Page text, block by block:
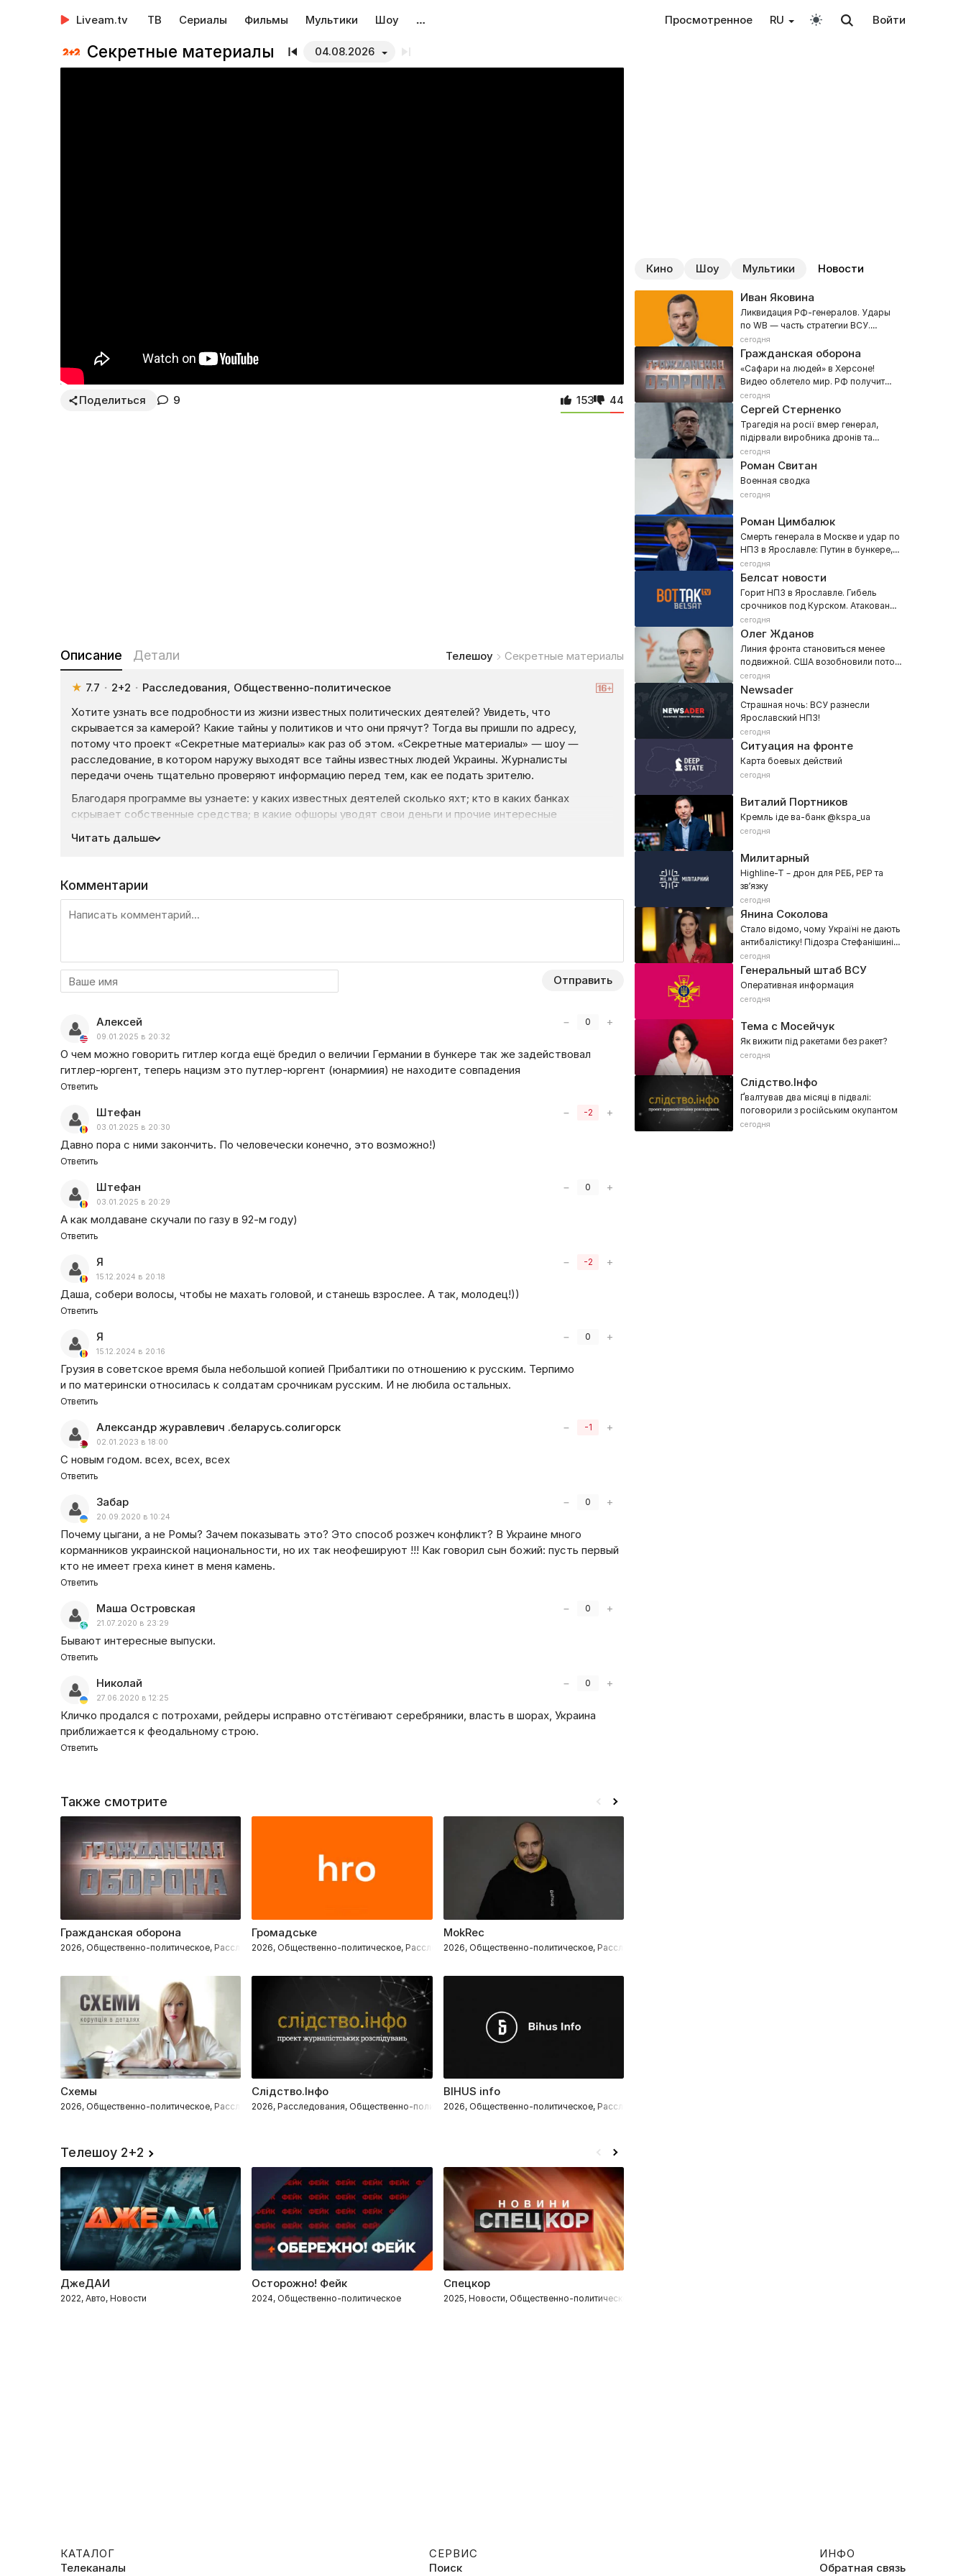
Liveam.tv ТВ Сериалы Фильмы Мультики Шоу … Просмотренное RU Войти
Секретные материалы 04.08.2026
Поделиться 9 153 44
Описание Детали Телешоу Секретные материалы
★ 7.7 · 2+2 · Расследования, Общественно-политическое
Хотите узнать все подробности из жизни известных политических деятелей? Увидеть, что
скрывается за камерой? Какие тайны у политиков и что они прячут? Тогда вы пришли по адресу,
потому что проект «Секретные материалы» как раз об этом. «Секретные материалы» — шоу —
расследование, в котором наружу выходят все тайны известных людей Украины. Журналисты
передачи очень тщательно проверяют информацию перед тем, как ее подать зрителю.
Благодаря программе вы узнаете: у каких известных деятелей сколько яхт; кто в каких банках
скрывает собственные средства; в какие офшоры уводят свои деньги и прочие интересные
профессионализмом. Помимо этого, они не боятся оказаться под давлением из-за сюжетов, которые
Бандитские связи, информационные войны, незаконное обогащение и наемные провокаторы — обо
всем этом и не только в проекте 2+2 «Секретные материалы», где лучшие журналисты страны и
Читать дальше
Комментарии
Отправить
− 0 +
Алексей
09.01.2025 в 20:32
О чем можно говорить гитлер когда ещё бредил о величии Германии в бункере так же задействовал
гитлер-юргент, теперь нацизм это путлер-юргент (юнармиия) не находите совпадения
Ответить
− -2 +
Штефан
03.01.2025 в 20:30
Давно пора с ними закончить. По человечески конечно, это возможно!)
Ответить
− 0 +
Штефан
03.01.2025 в 20:29
А как молдаване скучали по газу в 92-м году)
Ответить
− -2 +
Я
15.12.2024 в 20:18
Даша, собери волосы, чтобы не махать головой, и станешь взрослее. А так, молодец!))
Ответить
− 0 +
Я
15.12.2024 в 20:16
Грузия в советское время была небольшой копией Прибалтики по отношению к русским. Терпимо
и по матерински относилась к солдатам срочникам русским. И не любила остальных.
Ответить
− -1 +
Александр журавлевич .беларусь.солигорск
02.01.2023 в 18:00
С новым годом. всех, всех, всех
Ответить
− 0 +
Забар
20.09.2020 в 10:24
Почему цыгани, а не Ромы? Зачем показывать это? Это способ розжеч конфликт? В Украине много
корманников украинской национальности, но их так неофешируют !!! Как говорил сын божий: пусть первый
кто не имеет греха кинет в меня камень.
Ответить
− 0 +
Маша Островская
21.07.2020 в 23:29
Бывают интересные выпуски.
Ответить
− 0 +
Николай
27.06.2020 в 12:25
Кличко продался с потрохами, рейдеры исправно отстёгивают серебряники, власть в шорах, Украина
приближается к феодальному строю.
Ответить
Кино Шоу Мультики Новости
Иван Яковина
Ликвидация РФ-генералов. Удары
по WB — часть стратегии ВСУ.
Перспективы украинской баллистики
сегодня
Гражданская оборона
«Сафари на людей» в Херсоне!
Видео облетело мир. РФ получит
жесткий ответ, в Кремле задрожали
сегодня
Сергей Стерненко
Трагедія на росії вмер генерал,
підірвали виробника дронів та
підпалаили Ярославський НПЗ
сегодня
Роман Свитан
Военная сводка
сегодня
Роман Цимбалюк
Смерть генерала в Москве и удар по
НПЗ в Ярославле: Путин в бункере,
Скабеева в эфире!
сегодня
Белсат новости
Горит НПЗ в Ярославле. Гибель
срочников под Курском. Атакован
корабль с зерном
сегодня
Олег Жданов
Линия фронта становиться менее
подвижной. США возобновили поток
разведанных
сегодня
Newsader
Страшная ночь: ВСУ разнесли
Ярославский НПЗ!
сегодня
Ситуация на фронте
Карта боевых действий
сегодня
Виталий Портников
Кремль іде ва-банк @kspa_ua
сегодня
Милитарный
Highline-T – дрон для РЕБ, РЕР та
зв’язку
сегодня
Янина Соколова
Стало відомо, чому Україні не дають
антибалістику! Підозра Стефанішиній:
що сталося в суді?
сегодня
Генеральный штаб ВСУ
Оперативная информация
сегодня
Тема с Мосейчук
Як вижити під ракетами без ракет?
сегодня
Слідство.Інфо
Ґвалтував два місяці в підвалі:
поговорили з російським окупантом
сегодня
Также смотрите
Гражданская оборона
2026, Общественно-политическое, Расследования
Громадське
2026, Общественно-политическое, Расследования
MokRec
2026, Общественно-политическое, Расследования
Схемы
2026, Общественно-политическое, Расследования
Слідство.Інфо
2026, Расследования, Общественно-политическое
BIHUS info
2026, Общественно-политическое, Расследования
Телешоу 2+2
ДжеДАИ
2022, Авто, Новости
Осторожно! Фейк
2024, Общественно-политическое
Спецкор
2025, Новости, Общественно-политическое
КАТАЛОГ
Телеканалы
СЕРВИС
Поиск
ИНФО
Обратная связь